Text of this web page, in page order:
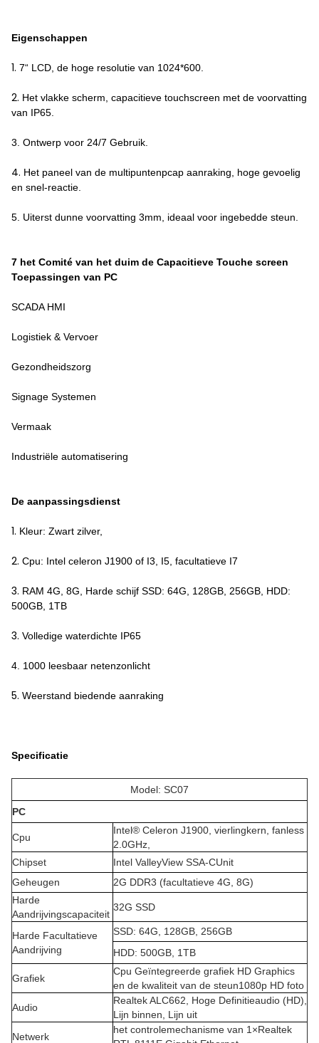
Eigenschappen
1. 7“ LCD, de hoge resolutie van 1024*600.
2. Het vlakke scherm, capacitieve touchscreen met de voorvatting
van IP65.
3. Ontwerp voor 24/7 Gebruik.
4. Het paneel van de multipuntenpcap aanraking, hoge gevoelig
en snel-reactie.
5. Uiterst dunne voorvatting 3mm, ideaal voor ingebedde steun.
7 het Comité van het duim de Capacitieve Touche screen
Toepassingen van PC
SCADA HMI
Logistiek & Vervoer
Gezondheidszorg
Signage Systemen
Vermaak
Industriële automatisering
De aanpassingsdienst
1. Kleur: Zwart zilver,
2. Cpu: Intel celeron J1900 of I3, I5, facultatieve I7
3. RAM 4G, 8G, Harde schijf SSD: 64G, 128GB, 256GB, HDD:
500GB, 1TB
3. Volledige waterdichte IP65
4. 1000 leesbaar netenzonlicht
5. Weerstand biedende aanraking
Specificatie
Model: SC07
PC
Cpu
Intel® Celeron J1900, vierlingkern, fanless
2.0GHz,
Chipset
Intel ValleyView SSA-CUnit
Geheugen
2G DDR3 (facultatieve 4G, 8G)
Harde
Aandrijvingscapaciteit
32G SSD
Harde Facultatieve
Aandrijving
SSD: 64G, 128GB, 256GB
HDD: 500GB, 1TB
Grafiek
Cpu Geïntegreerde grafiek HD Graphics
en de kwaliteit van de steun1080p HD foto
Audio
Realtek ALC662, Hoge Definitieaudio (HD),
Lijn binnen, Lijn uit
Netwerk
het controlemechanisme van 1×Realtek